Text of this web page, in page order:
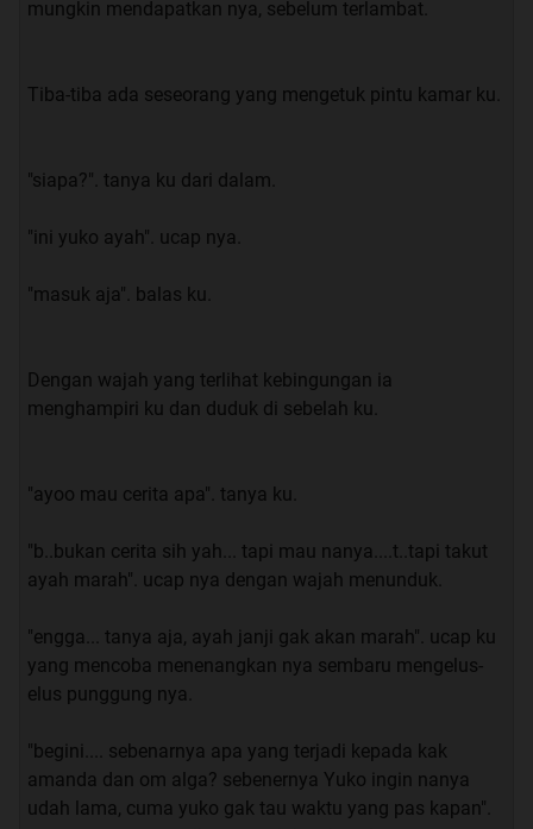
hanya sampai di pundak nya dan mata besar nya,
nya tentang penampilan nya.
meledek.
“E..Enggak emang nya siapa yang ngelak”. saut ku.
“ya abis nya pas di kelas, kamu kaya nya cuek gitu” saut
“eh tapi dia kaya nya ke bingungan, kaya nya dia
kebingungan karna ga dapet tempat duduk”. ucap ku.
ide gila nya.
mencoba memanggil murid pindahan itu.
“oeeee…. hadehhh”. ucap ku sambil menundukan kepala.
mungkin mendapatkan nya, sebelum terlambat.
Tiba-tiba ada seseorang yang mengetuk pintu kamar ku.
"siapa?". tanya ku dari dalam.
"ini yuko ayah". ucap nya.
"masuk aja". balas ku.
Dengan wajah yang terlihat kebingungan ia
menghampiri ku dan duduk di sebelah ku.
"ayoo mau cerita apa". tanya ku.
"b..bukan cerita sih yah... tapi mau nanya....t..tapi takut
ayah marah". ucap nya dengan wajah menunduk.
"engga... tanya aja, ayah janji gak akan marah". ucap ku
yang mencoba menenangkan nya sembaru mengelus-
elus punggung nya.
"begini.... sebenarnya apa yang terjadi kepada kak
amanda dan om alga? sebenernya Yuko ingin nanya
udah lama, cuma yuko gak tau waktu yang pas kapan".